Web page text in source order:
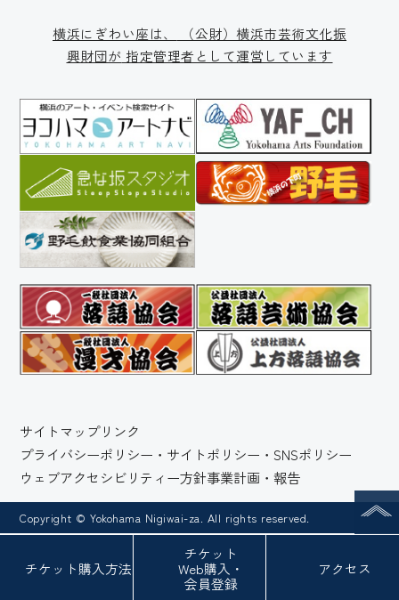
チケット購入方法
チケット
Web購入・
会員登録
アクセス
横浜にぎわい座は、
（公財）横浜市芸術文化振
興財団が 指定管理者として運営しています
サイトマップリンク
プライバシーポリシー・サイトポリシー・SNSポリシー
ウェブアクセシビリティー方針事業計画・報告
Copyright © Yokohama Nigiwai-za. All rights reserved.